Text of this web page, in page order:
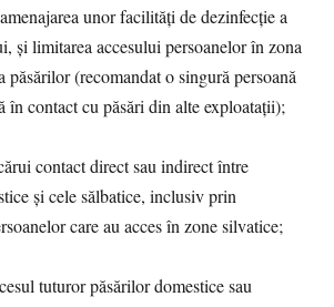
unor facilități de dezinfecție a
și limitarea accesului persoanelor în zona
păsărilor (recomandat o singură persoană
în contact cu păsări din alte exploatații);
contact direct sau indirect între
și cele sălbatice, inclusiv prin
care au acces în zone silvatice;
tuturor păsărilor domestice sau